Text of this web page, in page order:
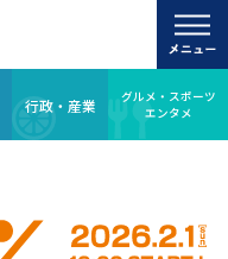
行政・産業
グルメ・スポーツ
エンタメ